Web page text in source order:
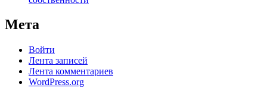
Мета
Войти
Лента записей
Лента комментариев
WordPress.org